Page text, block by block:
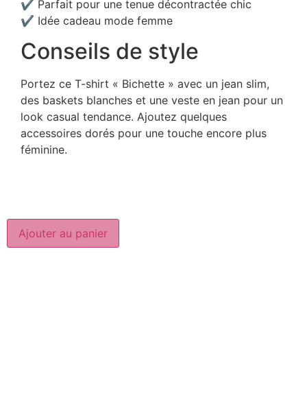
✔ Parfait pour une tenue décontractée chic
✔ Idée cadeau mode femme
Conseils de style
Portez ce T-shirt « Bichette » avec un jean slim,
des baskets blanches et une veste en jean pour un
look casual tendance. Ajoutez quelques
accessoires dorés pour une touche encore plus
féminine.
Ajouter au panier